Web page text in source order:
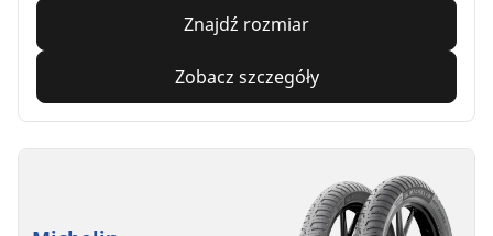
Znajdź rozmiar
Zobacz szczegóły